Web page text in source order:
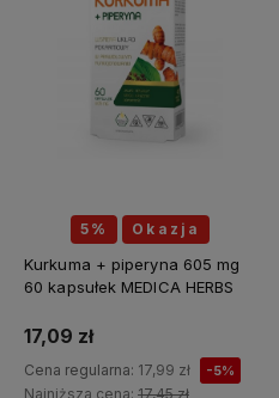
5% Okazja
Kurkuma + piperyna 605 mg
60 kapsułek MEDICA HERBS
17,09 zł
Cena regularna: 17,99 zł -5%
Najniższa cena: 17,45 zł